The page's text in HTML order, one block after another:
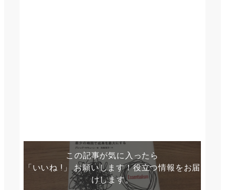
この記事が気に入ったら
「いいね !」 お願いします！役立つ情報をお届
けします。